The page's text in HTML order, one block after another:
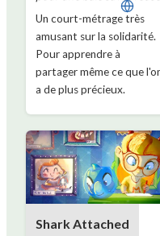
Un court-métrage très
amusant sur la solidarité.
Pour apprendre à
partager même ce que
a de plus précieux.
Shark Attached